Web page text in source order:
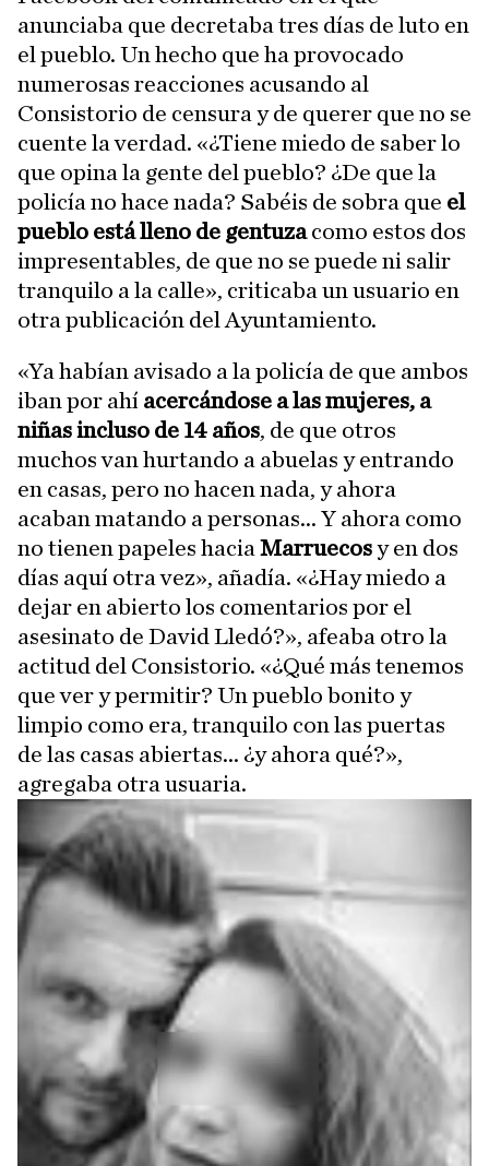
anunciaba que decretaba tres días de luto en
el pueblo. Un hecho que ha provocado
numerosas reacciones acusando al
Consistorio de censura y de querer que no se
cuente la verdad. «¿Tiene miedo de saber lo
que opina la gente del pueblo? ¿De que la
policía no hace nada? Sabéis de sobra que el
pueblo está lleno de gentuzacomo estos dos
impresentables, de que no se puede ni salir
tranquilo a la calle», criticaba un usuario en
otra publicación del Ayuntamiento.
«Ya habían avisado a la policía de que ambos
iban por ahí acercándose a las mujeres, a
niñas incluso de 14 años, de que otros
muchos van hurtando a abuelas y entrando
en casas, pero no hacen nada, y ahora
acaban matando a personas... Y ahora como
no tienen papeles hacia Marruecosy en dos
días aquí otra vez», añadía. «¿Hay miedo a
dejar en abierto los comentarios por el
asesinato de David Lledó?», afeaba otro la
actitud del Consistorio. «¿Qué más tenemos
que ver y permitir? Un pueblo bonito y
limpio como era, tranquilo con las puertas
de las casas abiertas... ¿y ahora qué?»,
agregaba otra usuaria.